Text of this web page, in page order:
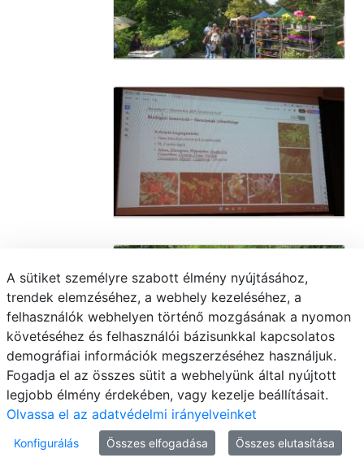
A sütiket személyre szabott élmény nyújtásához,
trendek elemzéséhez, a webhely kezeléséhez, a
felhasználók webhelyen történő mozgásának a nyomon
követéséhez és felhasználói bázisunkkal kapcsolatos
demográfiai információk megszerzéséhez használjuk.
Fogadja el az összes sütit a webhelyünk által nyújtott
legjobb élmény érdekében, vagy kezelje beállításait.
Olvassa el az adatvédelmi irányelveinket
Konfigurálás Összes elfogadása Összes elutasítása